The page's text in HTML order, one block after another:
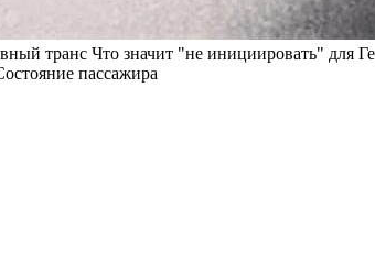
транс Что значит "не инициировать" для
пассажира